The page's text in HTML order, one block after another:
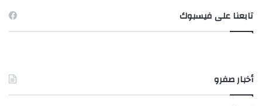
تابعنا على فيسبوك
أخبار صفرو